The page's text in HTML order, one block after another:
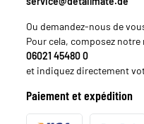
Ou demandez-nous de
Pour cela, composez notre
06021 45480 0
et indiquez directement
Paiement et expédition